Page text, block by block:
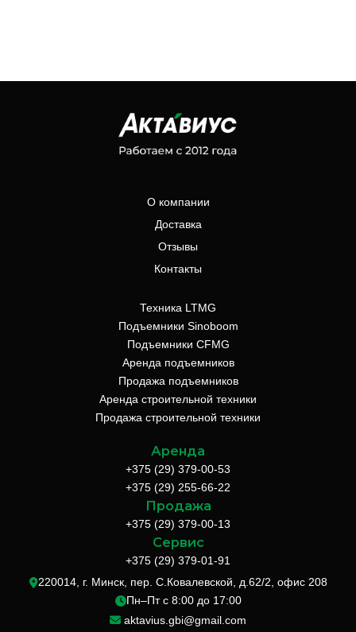
О компании
Доставка
Отзывы
Контакты
Техника LTMG
Подъемники Sinoboom
Подъемники CFMG
Аренда подъемников
Продажа подъемников
Аренда строительной техники
Продажа строительной техники
Аренда
+375 (29) 379-00-53
+375 (29) 255-66-22
Продажа
+375 (29) 379-00-13
Сервис
+375 (29) 379-01-91
220014, г. Минск, пер. С.Ковалевской, д.62/2, офис 208
Пн–Пт с 8:00 до 17:00
aktavius.gbi@gmail.com